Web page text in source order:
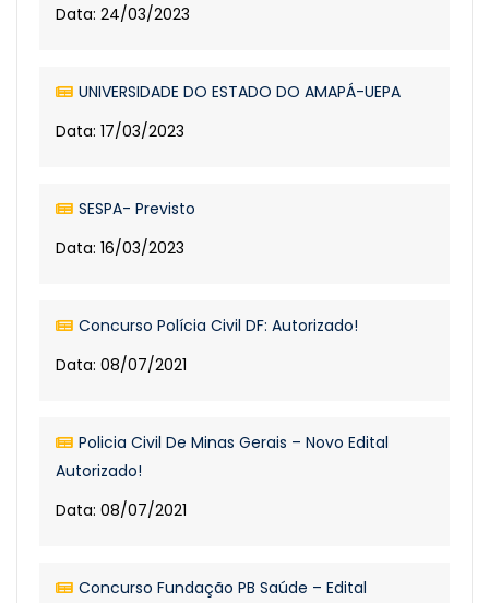
Data: 24/03/2023
UNIVERSIDADE DO ESTADO DO AMAPÁ-UEPA
Data: 17/03/2023
SESPA- Previsto
Data: 16/03/2023
Concurso Polícia Civil DF: Autorizado!
Data: 08/07/2021
Policia Civil De Minas Gerais – Novo Edital
Autorizado!
Data: 08/07/2021
Concurso Fundação PB Saúde – Edital